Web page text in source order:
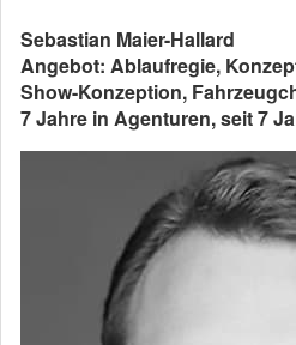
Sebastian Maier-Hallard
Angebot: Ablaufregie,
Show-Konzeption,
7 Jahre in Agenturen, seit 7